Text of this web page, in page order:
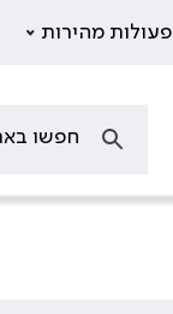
פעולות מהירות